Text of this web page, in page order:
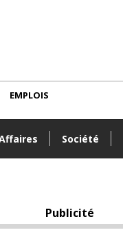
Société
EMPLOIS
Publicité